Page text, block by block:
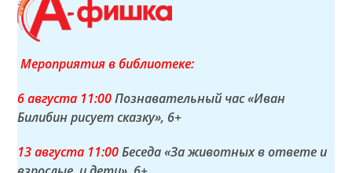
Мероприятия в библиотеке:
6 августа 11:00Познавательный час «Иван
Билибин рисует сказку», 6+
13 августа 11:00Беседа «За животных в ответе и